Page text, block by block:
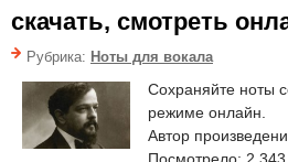
скачать, смотреть
Рубрика: Ноты для вокала
Сохраняйте ноты
режиме онлайн.
Автор